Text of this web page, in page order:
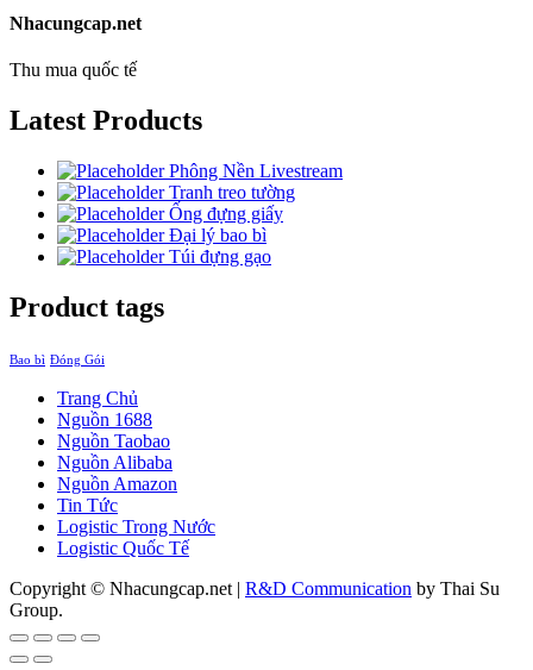
Nhacungcap.net
Thu mua quốc tế
Latest Products
Phông Nền Livestream
Tranh treo tường
Ống đựng giấy
Đại lý bao bì
Túi đựng gạo
Product tags
Bao bì Đóng Gói
Trang Chủ
Nguồn 1688
Nguồn Taobao
Nguồn Alibaba
Nguồn Amazon
Tin Tức
Logistic Trong Nước
Logistic Quốc Tế
Copyright © Nhacungcap.net | R&D Communication by Thai Su
Group.